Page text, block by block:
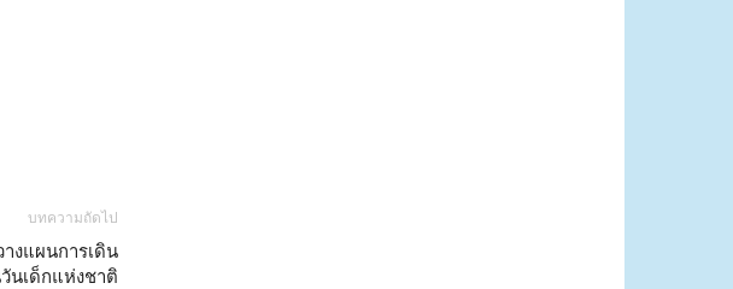
บทความถัดไป
งแผนการเดิน
นเด็กแห่งชาติ